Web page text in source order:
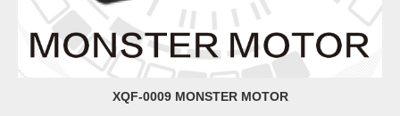
XQF-0009 MONSTER MOTOR